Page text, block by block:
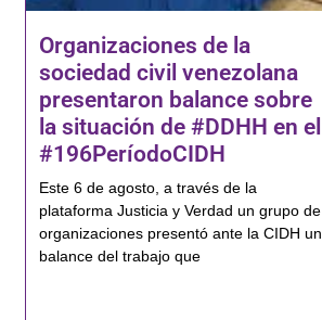
Organizaciones de la
sociedad civil venezolana
presentaron balance sobre
la situación de #DDHH en el
#196PeríodoCIDH
Este 6 de agosto, a través de la
plataforma Justicia y Verdad un grupo de
organizaciones presentó ante la CIDH un
balance del trabajo que